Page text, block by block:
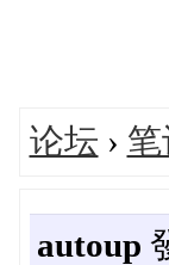
论坛 ›
autoup